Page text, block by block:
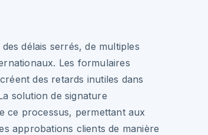
délais serrés, de multiples
Les formulaires
des retards inutiles dans
solution de signature
ce processus, permettant aux
approbations clients de manière